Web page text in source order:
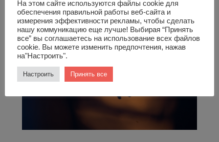
На этом сайте используются файлы cookie для
обеспечения правильной работы веб-сайта и
измерения эффективности рекламы, чтобы сделать
нашу коммуникацию еще лучше! Выбирая “Принять
все” вы соглашаетесь на использование всех файлов
cookie. Вы можете изменить предпочтения, нажав
на"Настроить".
Настроить Принять все